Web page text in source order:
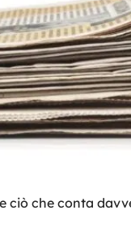
ciò che conta